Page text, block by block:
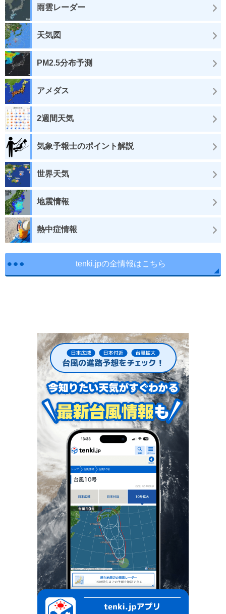
雨雲レーダー
天気図
PM2.5分布予測
アメダス
2週間天気
気象予報士のポイント解説
世界天気
地震情報
熱中症情報
tenki.jpの全情報はこちら